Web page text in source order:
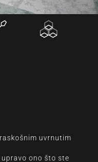
uvrnutim
upravo ono što ste